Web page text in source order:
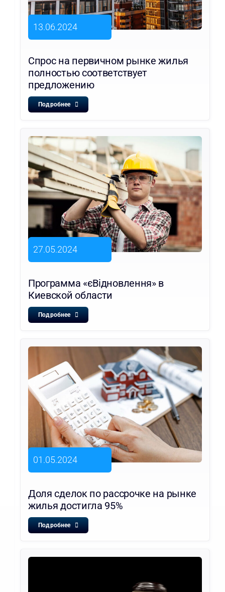
13.06.2024
Спрос на первичном рынке жилья
полностью соответствует
предложению
Подробнее
27.05.2024
Программа «єВідновлення» в
Киевской области
Подробнее
01.05.2024
Доля сделок по рассрочке на рынке
жилья достигла 95%
Подробнее